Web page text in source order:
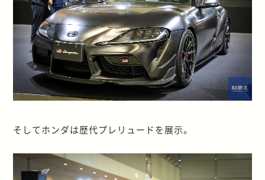
そしてホンダは歴代プレリュードを展示。